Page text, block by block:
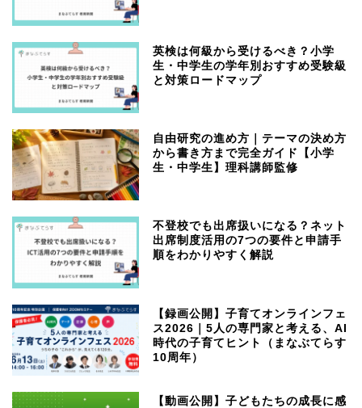
英検は何級から受けるべき？小学
生・中学生の学年別おすすめ受験級
と対策ロードマップ
自由研究の進め方｜テーマの決め方
から書き方まで完全ガイド【小学
生・中学生】理科講師監修
不登校でも出席扱いになる？ネット
出席制度活用の7つの要件と申請手
順をわかりやすく解説
【録画公開】子育てオンラインフェ
ス2026｜5人の専門家と考える、AI
時代の子育てヒント（まなぶてらす
10周年）
【動画公開】子どもたちの成長に感